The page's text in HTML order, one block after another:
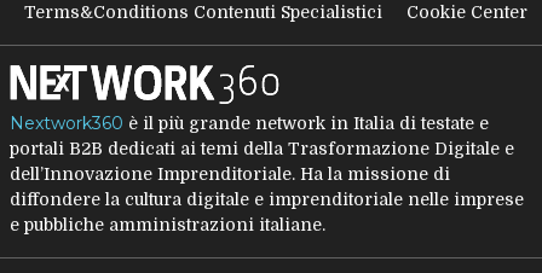
Terms&Conditions Contenuti Specialistici
Cookie Center
Nextwork360 è il più grande network in Italia di testate e
portali B2B dedicati ai temi della Trasformazione Digitale e
dell’Innovazione Imprenditoriale. Ha la missione di
diffondere la cultura digitale e imprenditoriale nelle imprese
e pubbliche amministrazioni italiane.